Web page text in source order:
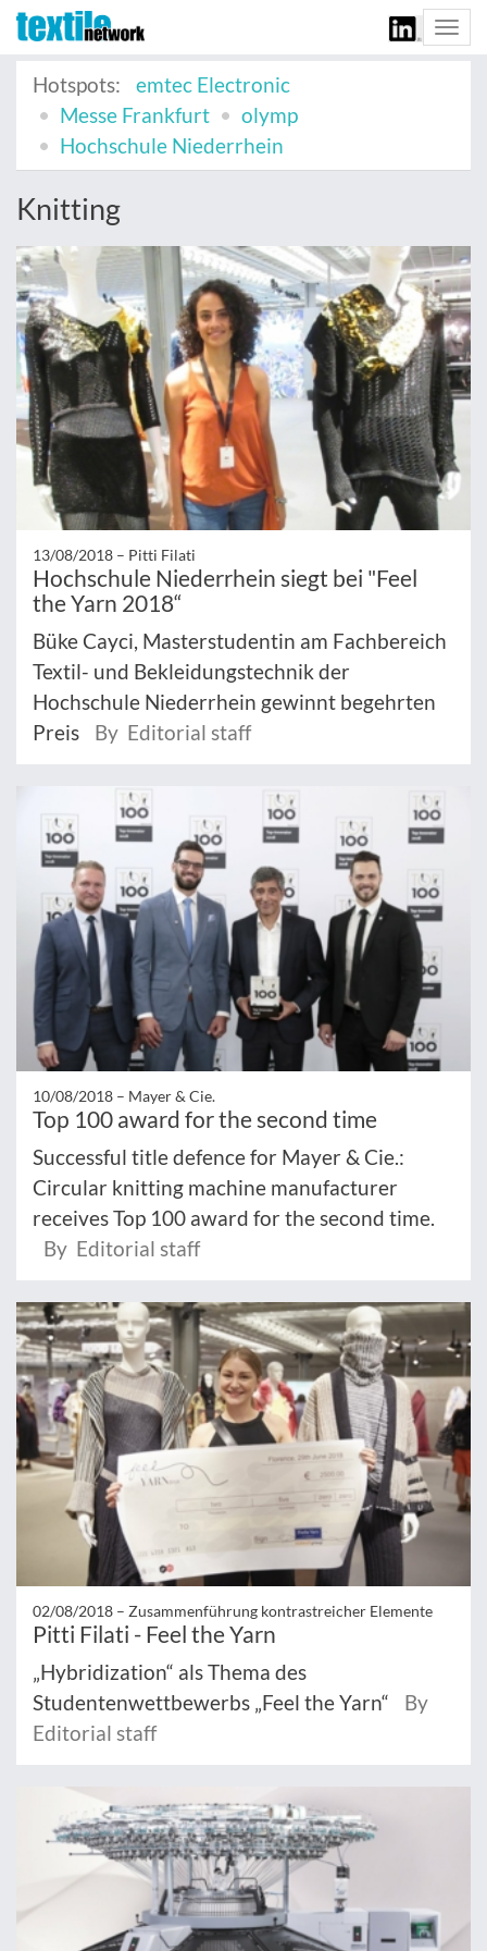
Hotspots:
emtec Electronic
Messe Frankfurt
olymp
Hochschule Niederrhein
Knitting
13/08/2018 – Pitti Filati
Hochschule Niederrhein siegt bei "Feel
the Yarn 2018“
Büke Cayci, Masterstudentin am Fachbereich
Textil- und Bekleidungstechnik der
Hochschule Niederrhein gewinnt begehrten
Preis
By Editorial staff
10/08/2018 – Mayer & Cie.
Top 100 award for the second time
Successful title defence for Mayer & Cie.:
Circular knitting machine manufacturer
receives Top 100 award for the second time.
By Editorial staff
02/08/2018 – Zusammenführung kontrastreicher Elemente
Pitti Filati - Feel the Yarn
„Hybridization“ als Thema des
Studentenwettbewerbs „Feel the Yarn“
By
Editorial staff